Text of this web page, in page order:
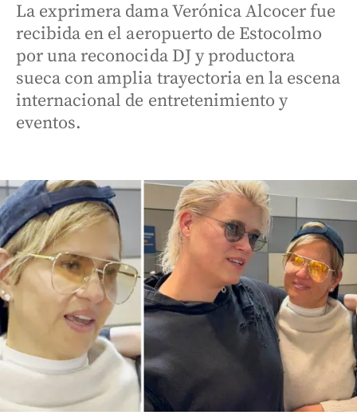
La exprimera dama Verónica Alcocer fue
recibida en el aeropuerto de Estocolmo
por una reconocida DJ y productora
sueca con amplia trayectoria en la escena
internacional de entretenimiento y
eventos.